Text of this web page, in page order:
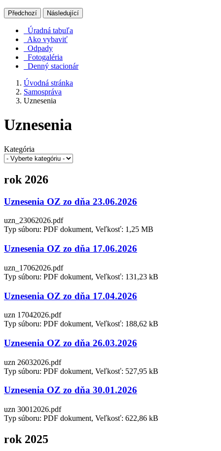
Předchozí Následující
Úradná tabuľa
Ako vybaviť
Odpady
Fotogaléria
Denný stacionár
Úvodná stránka
Samospráva
Uznesenia
Uznesenia
Kategória
rok 2026
Uznesenia OZ zo dňa 23.06.2026
uzn_23062026.pdf
Typ súboru: PDF dokument, Veľkosť: 1,25 MB
Uznesenia OZ zo dňa 17.06.2026
uzn_17062026.pdf
Typ súboru: PDF dokument, Veľkosť: 131,23 kB
Uznesenia OZ zo dňa 17.04.2026
uzn 17042026.pdf
Typ súboru: PDF dokument, Veľkosť: 188,62 kB
Uznesenia OZ zo dňa 26.03.2026
uzn 26032026.pdf
Typ súboru: PDF dokument, Veľkosť: 527,95 kB
Uznesenia OZ zo dňa 30.01.2026
uzn 30012026.pdf
Typ súboru: PDF dokument, Veľkosť: 622,86 kB
rok 2025